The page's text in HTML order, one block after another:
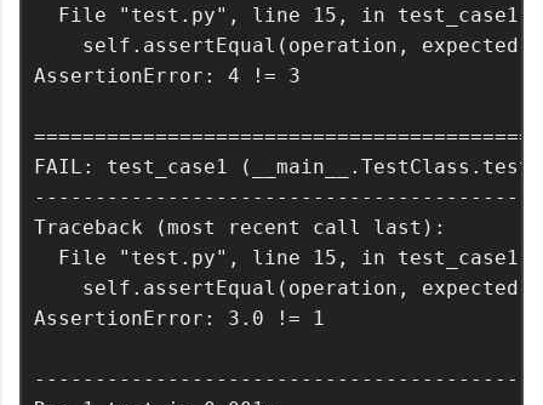
  File "test.py", line 15, in test_case1
    self.assertEqual(operation, expected)
AssertionError: 4 != 3
FAIL: test_case1
Traceback (most recent call last):
  File "test.py", line 15, in test_case1
    self.assertEqual(operation, expected)
AssertionError: 3.0 != 1